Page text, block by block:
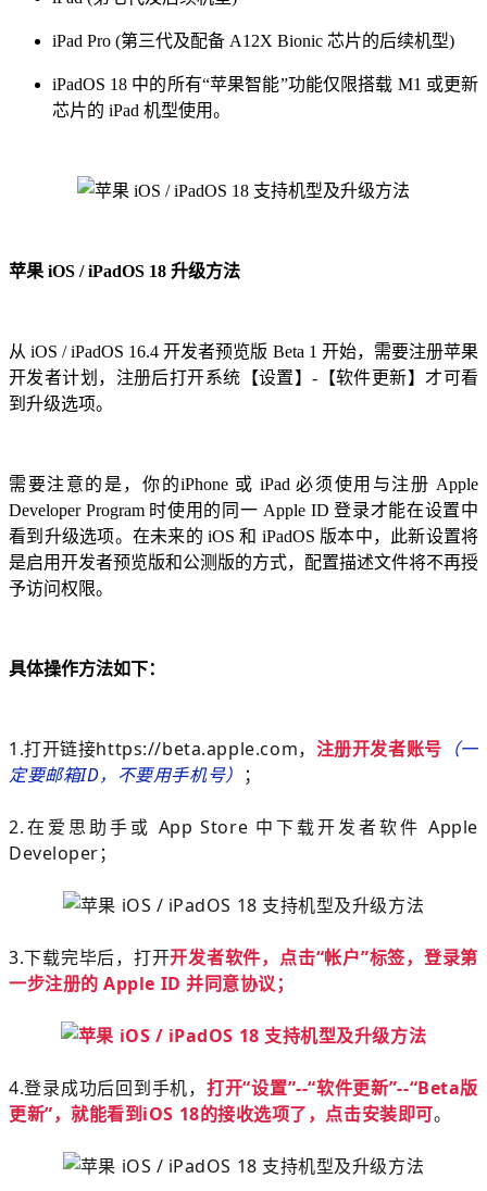
iPad Pro (第三代及配备 A12X Bionic 芯片的后续机型)
iPadOS 18 中的所有“苹果智能”功能仅限搭载 M1 或更新
芯片的 iPad 机型使用。
苹果 iOS / iPadOS 18 升级方法
从 iOS / iPadOS 16.4 开发者预览版 Beta 1 开始，需要注册苹果
开发者计划，注册后打开系统【设置】-【软件更新】才可看
到升级选项。
需要注意的是，你的iPhone 或 iPad 必须使用与注册 Apple
Developer Program 时使用的同一 Apple ID 登录才能在设置中
看到升级选项。在未来的 iOS 和 iPadOS 版本中，此新设置将
是启用开发者预览版和公测版的方式，配置描述文件将不再授
予访问权限。
具体操作方法如下：
1.打开链接https://beta.apple.com， 注册开发者账号 （一
定要邮箱ID，不要用手机号） ；
2.在爱思助手或 App Store 中下载开发者软件 Apple
Developer；
3.下载完毕后，打开开发者软件，点击“帐户”标签，登录第
一步注册的 Apple ID 并同意协议；
4.登录成功后回到手机， 打开“设置”--“软件更新”--“Beta版
更新”，就能看到iOS 18的接收选项了，点击安装即可。